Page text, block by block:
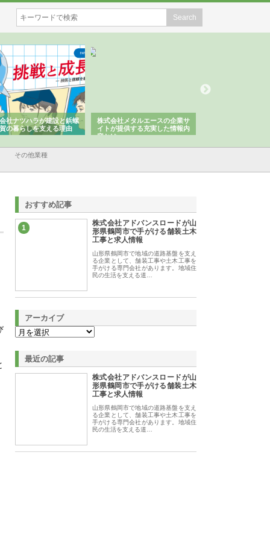
社ナツハラが建設と鋲螺
の暮らしを支える理由
株式会社メタルエースの企業サ
イトが提供する充実した情報内
容とは
その他業種
おすすめ記事
1
株式会社アドバンスロードが山
形県鶴岡市で手がける舗装土木
工事と求人情報
山形県鶴岡市で地域の道路基盤を支え
る企業として、舗装工事や土木工事を
手がける専門会社があります。地域住
民の生活を支える道…
アーカイブ
最近の記事
株式会社アドバンスロードが山
形県鶴岡市で手がける舗装土木
工事と求人情報
山形県鶴岡市で地域の道路基盤を支え
る企業として、舗装工事や土木工事を
手がける専門会社があります。地域住
民の生活を支える道…